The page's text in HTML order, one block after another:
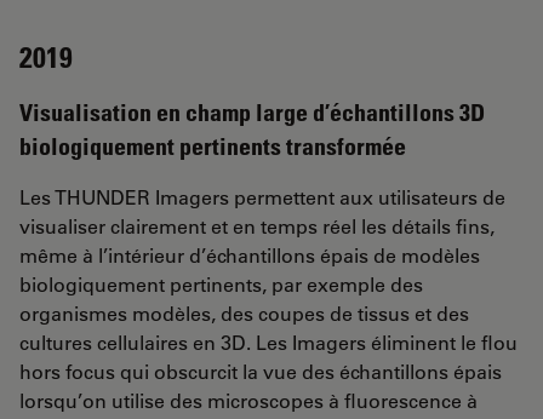
2019
Visualisation en champ large d’échantillons 3D
biologiquement pertinents transformée
Les THUNDER Imagers permettent aux utilisateurs de
visualiser clairement et en temps réel les détails fins,
même à l’intérieur d’échantillons épais de modèles
biologiquement pertinents, par exemple des
organismes modèles, des coupes de tissus et des
cultures cellulaires en 3D. Les Imagers éliminent le flou
hors focus qui obscurcit la vue des échantillons épais
lorsqu’on utilise des microscopes à fluorescence à